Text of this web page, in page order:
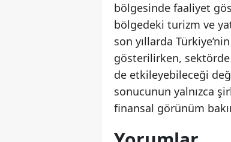
bölgesinde faaliyet
bölgedeki turizm ve
son yıllarda
gösterilirken, sektörde
de etkileyebileceği
sonucunun yalnızca
finansal görünüm